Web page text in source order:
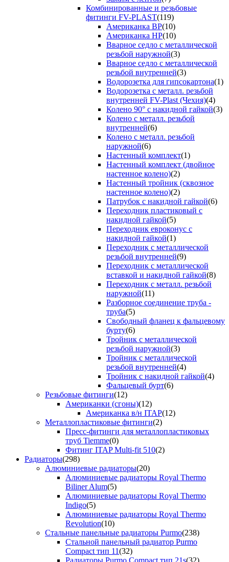
Комбинированные и резьбовые
фитинги FV-PLAST(119)
Американка ВР(10)
Американка НР(10)
Вварное седло с металлической
резьбой наружной(3)
Вварное седло с металлической
резьбой внутренней(3)
Водорозетка для гипсокартона(1)
Водорозетка с металл. резьбой
внутренней FV-Plast (Чехия)(4)
Колено 90° с накидной гайкой(3)
Колено с металл. резьбой
внутренней(6)
Колено с металл. резьбой
наружной(6)
Настенный комплект(1)
Настенный комплект (двойное
настенное колено)(2)
Настенный тройник (сквозное
настенное колено)(2)
Патрубок с накидной гайкой(6)
Переходник пластиковый с
накидной гайкой(5)
Переходник евроконус с
накидной гайкой(1)
Переходник с металлической
резьбой внутренней(9)
Переходник с металлической
вставкой и накидной гайкой(8)
Переходник с металл. резьбой
наружной(11)
Разборное соединение труба -
труба(5)
Свободный фланец к фальцевому
бурту(6)
Тройник с металлической
резьбой наружной(3)
Тройник с металлической
резьбой внутренней(4)
Тройник с накидной гайкой(4)
Фальцевый бурт(6)
Резьбовые фитинги(12)
Американки (сгоны)(12)
Американка в/н ITAP(12)
Металлопластиковые фитинги(2)
Пресс-фитинги для металлопластиковых
труб Tiemme(0)
Фитинг ITAP Multi-fit 510(2)
Радиаторы(298)
Алюминиевые радиаторы(20)
Алюминиевые радиаторы Royal Thermo
Biliner Alum(5)
Алюминиевые радиаторы Royal Thermo
Indigo(5)
Алюминиевые радиаторы Royal Thermo
Revolution(10)
Стальные панельные радиаторы Purmo(238)
Стальной панельный радиатор Purmo
Compact тип 11(32)
Радиаторы Purmo Compact тип 21s(32)